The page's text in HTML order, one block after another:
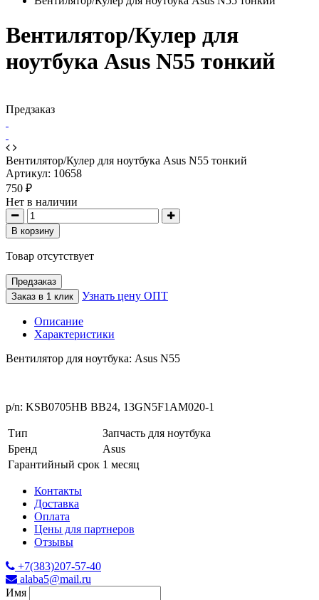
Вентилятор/Кулер для
ноутбука Asus N55 тонкий
Предзаказ
Вентилятор/Кулер для ноутбука Asus N55 тонкий
Артикул: 10658
750 ₽
Нет в наличии
В корзину
Товар отсутствует
Предзаказ
Заказ в 1 клик
Узнать цену ОПТ
Описание
Характеристики
Вентилятор для ноутбука: Asus N55
p/n: KSB0705HB BB24, 13GN5F1AM020-1
Тип
Запчасть для ноутбука
Бренд
Asus
Гарантийный срок 1 месяц
Контакты
Доставка
Оплата
Цены для партнеров
Отзывы
+7(383)207-57-40
alaba5@mail.ru
Имя